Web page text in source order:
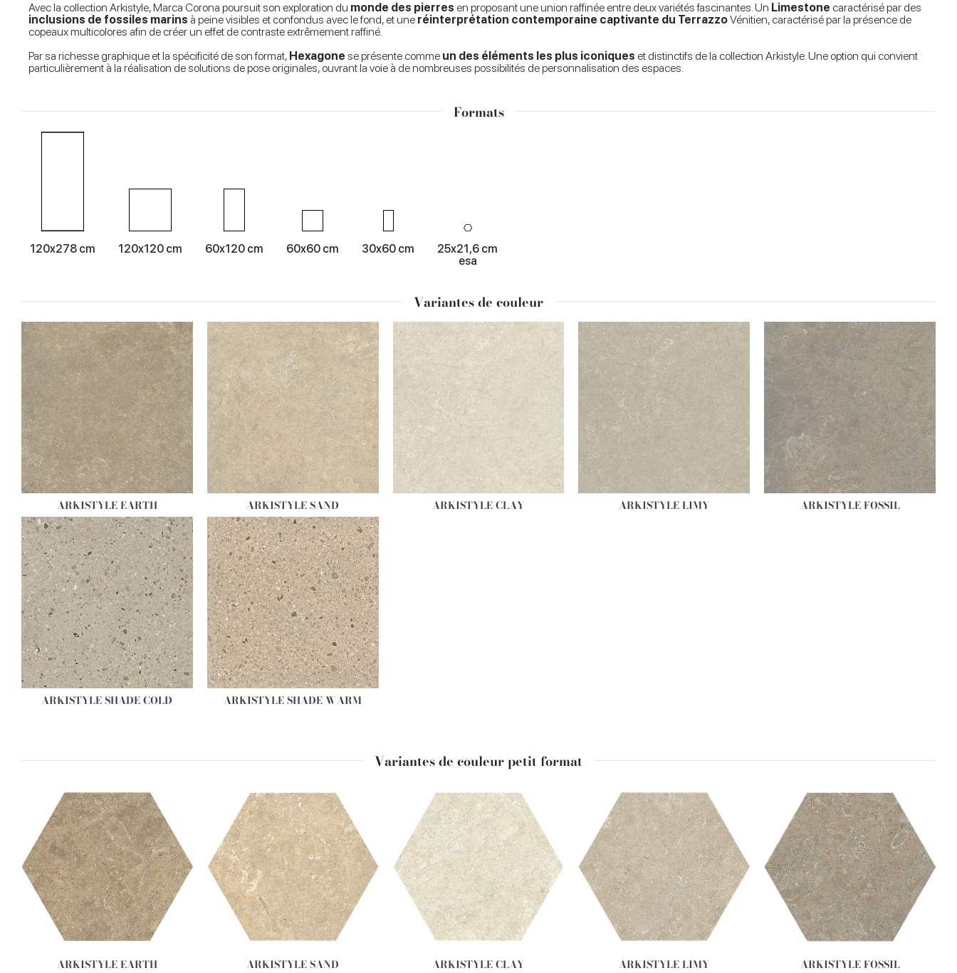
Avec la collection Arkistyle, Marca Corona poursuit son exploration du monde des pierres en proposant une union raffinée entre deux variétés fascinantes. Un Limestone caractérisé par des
inclusions de fossiles marins à peine visibles et confondus avec le fond, et une réinterprétation contemporaine captivante du TerrazzoVénitien, caractérisé par la présence de
copeaux multicolores afin de créer un effet de contraste extrêmement raffiné.
Par sa richesse graphique et la spécificité de son format, Hexagone se présente comme un des éléments les plus iconiques et distinctifs de la collection Arkistyle. Une option qui convient
particulièrement à la réalisation de solutions de pose originales, ouvrant la voie à de nombreuses possibilités de personnalisation des espaces.
Formats
120x278 cm 120x120 cm 60x120 cm 60x60 cm 30x60 cm
25x21,6 cm
esa
Variantes de couleur
ARKISTYLE EARTH ARKISTYLE SAND ARKISTYLE CLAY ARKISTYLE LIMY ARKISTYLE FOSSIL
ARKISTYLE SHADE COLD ARKISTYLE SHADE WARM
Variantes de couleur petit format
ARKISTYLE EARTH ARKISTYLE SAND ARKISTYLE CLAY ARKISTYLE LIMY ARKISTYLE FOSSIL